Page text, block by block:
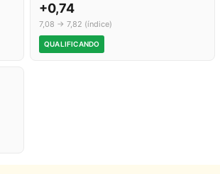
+0,74
7,08 → 7,82 (índice)
QUALIFICANDO